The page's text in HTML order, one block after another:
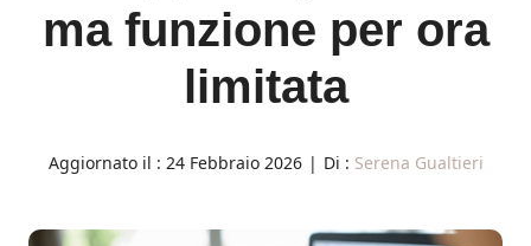
ma funzione per ora
limitata
Aggiornato il : 24 Febbraio 2026 | Di : Serena Gualtieri